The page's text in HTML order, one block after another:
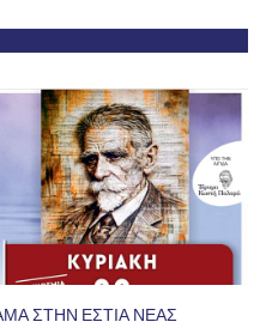
ΣΤΗΝ ΕΣΤΙΑ ΝΕΑΣ